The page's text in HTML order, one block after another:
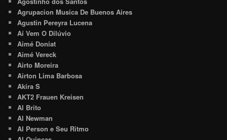
Agrupacion Musica De Buenos Aires
Agustin Pereyra Lucena
Aí Vem O Dilúvio
Aimé Doniat
Aimé Vereck
Airto Moreira
Airton Lima Barbosa
Akira S
AKT2 Frauen Kreisen
Al Brito
Al Newman
Al Person e Seu Ritmo